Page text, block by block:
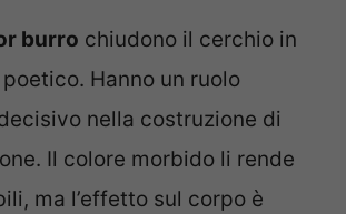
burro chiudono il cerchio in
Hanno un ruolo
nella costruzione di
Il colore morbido li rende
ma l’effetto sul corpo è